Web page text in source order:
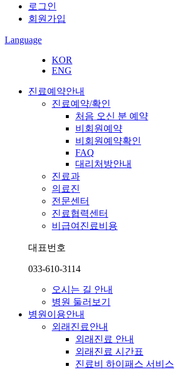
로그인
회원가입
Language
KOR
ENG
진료예약안내
진료예약/확인
처음 오신 분 예약
비회원예약
비회원예약확인
FAQ
대리처방안내
진료과
의료진
전문센터
진료협력센터
비급여진료비용
대표번호
033-610-3114
오시는 길 안내
병원 둘러보기
병원이용안내
외래진료안내
외래진료 안내
외래진료 시간표
진료비 하이패스 서비스